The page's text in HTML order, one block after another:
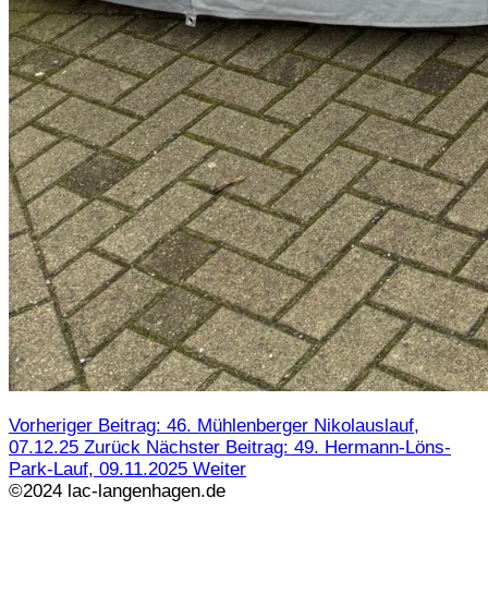
Vorheriger Beitrag: 46. Mühlenberger Nikolauslauf,
07.12.25 Zurück Nächster Beitrag: 49. Hermann-Löns-
Park-Lauf, 09.11.2025 Weiter
©2024 lac-langenhagen.de